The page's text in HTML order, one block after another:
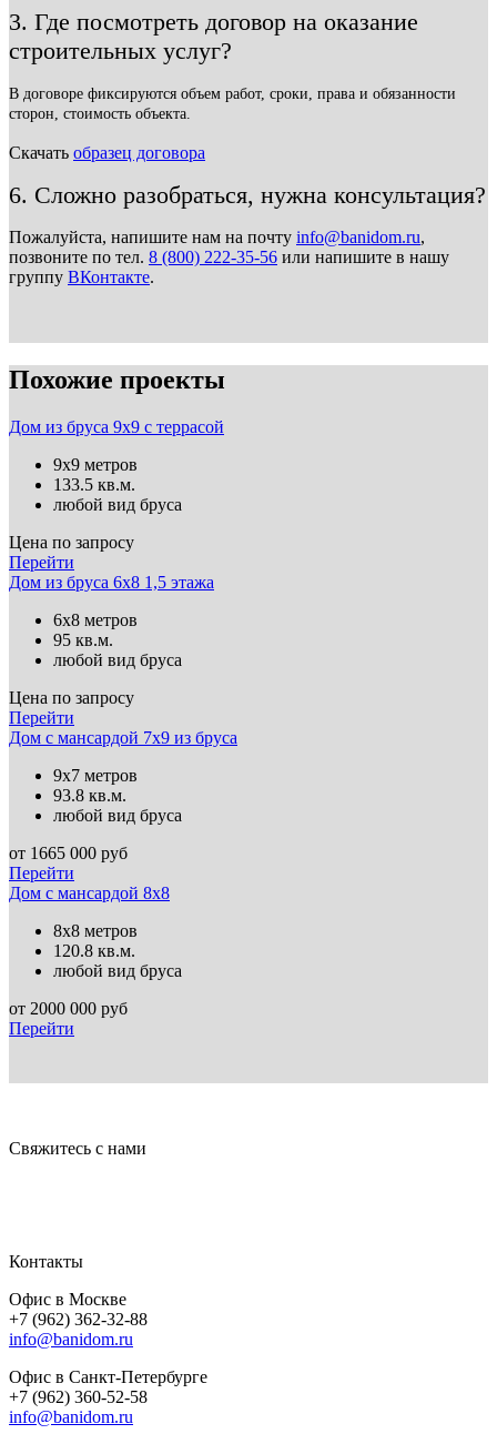
3. Где посмотреть договор на оказание
строительных услуг?
В договоре фиксируются объем работ, сроки, права и обязанности
сторон, стоимость объекта.
Скачать образец договора
6. Сложно разобраться, нужна консультация?
Пожалуйста, напишите нам на почту info@banidom.ru,
позвоните по тел. 8 (800) 222-35-56 или напишите в нашу
группу ВКонтакте.
Похожие проекты
Дом из бруса 9х9 с террасой
9х9 метров
133.5 кв.м.
любой вид бруса
Цена по запросу
Перейти
Дом из бруса 6х8 1,5 этажа
6х8 метров
95 кв.м.
любой вид бруса
Цена по запросу
Перейти
Дом с мансардой 7х9 из бруса
9х7 метров
93.8 кв.м.
любой вид бруса
от 1665 000 руб
Перейти
Дом с мансардой 8х8
8х8 метров
120.8 кв.м.
любой вид бруса
от 2000 000 руб
Перейти
Свяжитесь с нами
Контакты
Офис в Москве
+7 (962) 362-32-88
info@banidom.ru
Офис в Санкт-Петербурге
+7 (962) 360-52-58
info@banidom.ru